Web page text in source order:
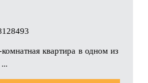
квартира в одном из